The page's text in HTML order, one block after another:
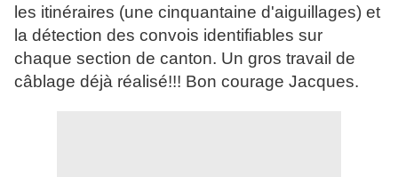
les itinéraires (une cinquantaine d'aiguillages) et
la détection des convois identifiables sur
chaque section de canton. Un gros travail de
câblage déjà réalisé!!! Bon courage Jacques.